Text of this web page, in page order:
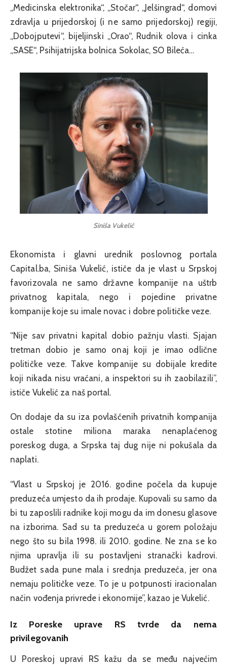
„Medicinska elektronika“, „Stočar“, „Jelšingrad“, domovi
zdravlja u prijedorskoj (i ne samo prijedorskoj) regiji,
„Dobojputevi“, bijeljinski „Orao“, Rudnik olova i cinka
„SASE“, Psihijatrijska bolnica Sokolac, SO Bileća…
Siniša Vukelić
Ekonomista i glavni urednik poslovnog portala
Capital.ba, Siniša Vukelić, ističe da je vlast u Srpskoj
favorizovala ne samo državne kompanije na uštrb
privatnog kapitala, nego i pojedine privatne
kompanije koje su imale novac i dobre političke veze.
“Nije sav privatni kapital dobio pažnju vlasti. Sjajan
tretman dobio je samo onaj koji je imao odlične
političke veze. Takve kompanije su dobijale kredite
koji nikada nisu vraćani, a inspektori su ih zaobilazili”,
ističe Vukelić za naš portal.
On dodaje da su iza povlašćenih privatnih kompanija
ostale stotine miliona maraka nenaplaćenog
poreskog duga, a Srpska taj dug nije ni pokušala da
naplati.
“Vlast u Srpskoj je 2016. godine počela da kupuje
preduzeća umjesto da ih prodaje. Kupovali su samo da
bi tu zaposlili radnike koji mogu da im donesu glasove
na izborima. Sad su ta preduzeća u gorem položaju
nego što su bila 1998. ili 2010. godine. Ne zna se ko
njima upravlja ili su postavljeni stranački kadrovi.
Budžet sada pune mala i srednja preduzeća, jer ona
nemaju političke veze. To je u potpunosti iracionalan
način vođenja privrede i ekonomije”, kazao je Vukelić.
Iz Poreske uprave RS tvrde da nema
privilegovanih
U Poreskoj upravi RS kažu da se među najvećim